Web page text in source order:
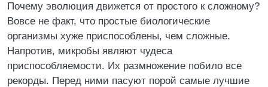
Почему эволюция движется от простого к сложному?
Вовсе не факт, что простые биологические
организмы хуже приспособлены, чем сложные.
Напротив, микробы являют чудеса
приспособляемости. Их размножение побило все
рекорды. Перед ними пасуют порой самые лучшие